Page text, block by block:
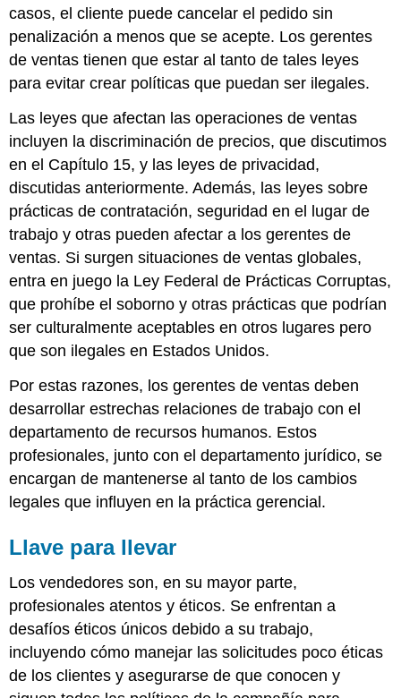
casos, el cliente puede cancelar el pedido sin
penalización a menos que se acepte. Los gerentes
de ventas tienen que estar al tanto de tales leyes
para evitar crear políticas que puedan ser ilegales.
Las leyes que afectan las operaciones de ventas
incluyen la discriminación de precios, que discutimos
en el Capítulo 15, y las leyes de privacidad,
discutidas anteriormente. Además, las leyes sobre
prácticas de contratación, seguridad en el lugar de
trabajo y otras pueden afectar a los gerentes de
ventas. Si surgen situaciones de ventas globales,
entra en juego la Ley Federal de Prácticas Corruptas,
que prohíbe el soborno y otras prácticas que podrían
ser culturalmente aceptables en otros lugares pero
que son ilegales en Estados Unidos.
Por estas razones, los gerentes de ventas deben
desarrollar estrechas relaciones de trabajo con el
departamento de recursos humanos. Estos
profesionales, junto con el departamento jurídico, se
encargan de mantenerse al tanto de los cambios
legales que influyen en la práctica gerencial.
Llave para llevar
Los vendedores son, en su mayor parte,
profesionales atentos y éticos. Se enfrentan a
desafíos éticos únicos debido a su trabajo,
incluyendo cómo manejar las solicitudes poco éticas
de los clientes y asegurarse de que conocen y